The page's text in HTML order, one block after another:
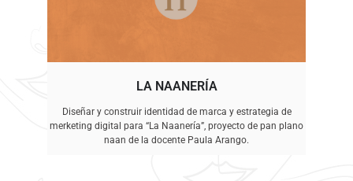
LA NAANERÍA
Diseñar y construir identidad de marca y estrategia de
merketing digital para “La Naanería”, proyecto de pan plano
naan de la docente Paula Arango.